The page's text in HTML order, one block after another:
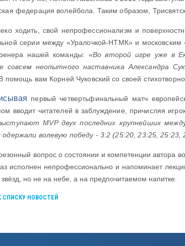
федерация волейбола. Таким образом,
ходить, свой непрофессионализм и
серии между «Уралочкой-НТМК» и
нашей команды: «Во второй игре уже в
совсем неопытного наставника Александра
помощь вам Корней Чуковский со своей
первый четвертьфинальный матч
вводит читателей в заблуждение, причисляя
MVP двух последних крупнейших
волевую победу - 3:2 (25:20, 23:25, 25:23,
вопрос о состоянии и компетенции
исполнен непрофессионально и напоминает
звёзд, но не на небе, а на предпочитаемом напитке.
СПИСКУ НОВОСТЕЙ